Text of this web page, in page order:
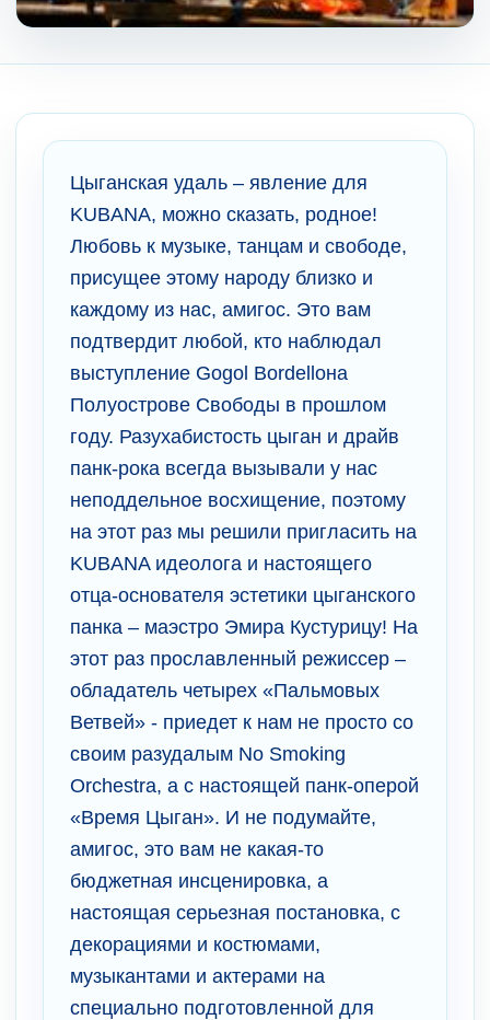
Цыганская удаль – явление для
KUBANA, можно сказать, родное!
Любовь к музыке, танцам и свободе,
присущее этому народу близко и
каждому из нас, амигос. Это вам
подтвердит любой, кто наблюдал
выступление Gogol Bordelloна
Полуострове Свободы в прошлом
году. Разухабистость цыган и драйв
панк-рока всегда вызывали у нас
неподдельное восхищение, поэтому
на этот раз мы решили пригласить на
KUBANA идеолога и настоящего
отца-основателя эстетики цыганского
панка – маэстро Эмира Кустурицу! На
этот раз прославленный режиссер –
обладатель четырех «Пальмовых
Ветвей» - приедет к нам не просто со
своим разудалым No Smoking
Orchestra, а с настоящей панк-оперой
«Время Цыган». И не подумайте,
амигос, это вам не какая-то
бюджетная инсценировка, а
настоящая серьезная постановка, с
декорациями и костюмами,
музыкантами и актерами на
специально подготовленной для